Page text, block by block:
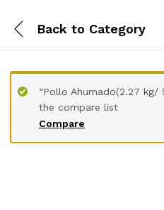
Back to Category
Compare
“Pollo Ahumado(2.27
the compare list